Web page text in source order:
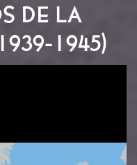
DE LA
1945)